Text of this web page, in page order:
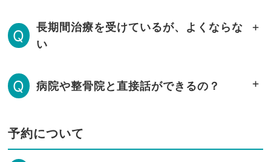
Q
長期間治療を受けているが、よくならな
い
Q 病院や整骨院と直接話ができるの？
予約について